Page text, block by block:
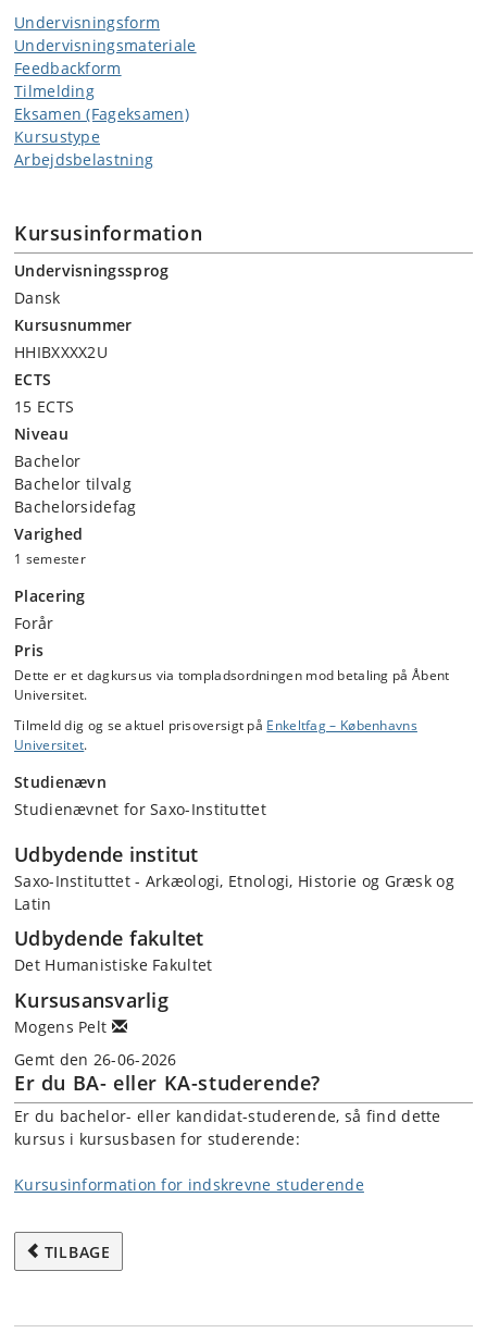
Undervisningsform
Undervisningsmateriale
Feedbackform
Tilmelding
Eksamen (Fageksamen)
Kursustype
Arbejdsbelastning
Kursusinformation
Undervisningssprog
Dansk
Kursusnummer
HHIBXXXX2U
ECTS
15 ECTS
Niveau
Bachelor
Bachelor tilvalg
Bachelorsidefag
Varighed
1 semester
Placering
Forår
Pris
Dette er et dagkursus via tompladsordningen mod betaling på Åbent
Universitet.
Tilmeld dig og se aktuel prisoversigt på Enkeltfag – Københavns
Universitet.
Studienævn
Studienævnet for Saxo-Instituttet
Udbydende institut
Saxo-Instituttet - Arkæologi, Etnologi, Historie og Græsk og
Latin
Udbydende fakultet
Det Humanistiske Fakultet
Kursusansvarlig
Mogens Pelt
Gemt den 26-06-2026
Er du BA- eller KA-studerende?
Er du bachelor- eller kandidat-studerende, så find dette
kursus i kursusbasen for studerende:
Kursusinformation for indskrevne studerende
TILBAGE